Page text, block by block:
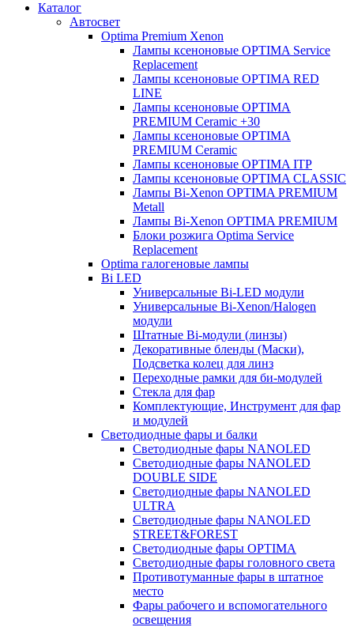
Каталог
Автосвет
Optima Premium Xenon
Лампы ксеноновые OPTIMA Service
Replacement
Лампы ксеноновые OPTIMA RED
LINE
Лампы ксеноновые OPTIMA
PREMIUM Ceramic +30
Лампы ксеноновые OPTIMA
PREMIUM Ceramic
Лампы ксеноновые OPTIMA ITP
Лампы ксеноновые OPTIMA CLASSIC
Лампы Bi-Xenon OPTIMA PREMIUM
Metall
Лампы Bi-Xenon OPTIMA PREMIUM
Блоки розжига Optima Service
Replacement
Optima галогеновые лампы
Bi LED
Универсальные Bi-LED модули
Универсальные Bi-Xenon/Halogen
модули
Штатные Bi-модули (линзы)
Декоративные бленды (Маски),
Подсветка колец для линз
Переходные рамки для би-модулей
Стекла для фар
Комплектующие, Инструмент для фар
и модулей
Светодиодные фары и балки
Светодиодные фары NANOLED
Светодиодные фары NANOLED
DOUBLE SIDE
Светодиодные фары NANOLED
ULTRA
Светодиодные фары NANOLED
STREET&FOREST
Светодиодные фары OPTIMA
Светодиодные фары головного света
Противотуманные фары в штатное
место
Фары рабочего и вспомогательного
освещения